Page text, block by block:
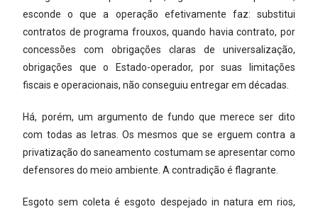
esconde o que a operação efetivamente faz: substitui
contratos de programa frouxos, quando havia contrato, por
concessões com obrigações claras de universalização,
obrigações que o Estado-operador, por suas limitações
fiscais e operacionais, não conseguiu entregar em décadas.
Há, porém, um argumento de fundo que merece ser dito
com todas as letras. Os mesmos que se erguem contra a
privatização do saneamento costumam se apresentar como
defensores do meio ambiente. A contradição é flagrante.
Esgoto sem coleta é esgoto despejado in natura em rios,